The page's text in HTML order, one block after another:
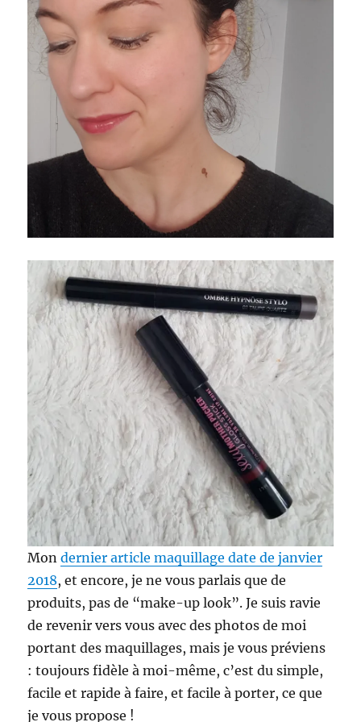
Mondernier article maquillage date de janvier
2018, et encore, je ne vous parlais que de
produits, pas de “make-up look”. Je suis ravie
de revenir vers vous avec des photos de moi
portant des maquillages, mais je vous préviens
: toujours fidèle à moi-même, c’est du simple,
facile et rapide à faire, et facile à porter, ce que
je vous propose !